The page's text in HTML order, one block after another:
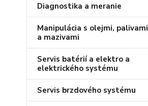
Diagnostika a meranie
Manipulácia s olejmi, palivami
a mazivami
Servis batérií a elektro a
elektrického systému
Servis brzdového systému